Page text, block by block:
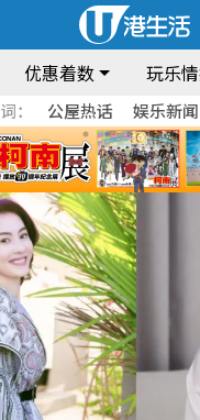
优惠着数 玩乐
： 公屋热话 娱乐新闻